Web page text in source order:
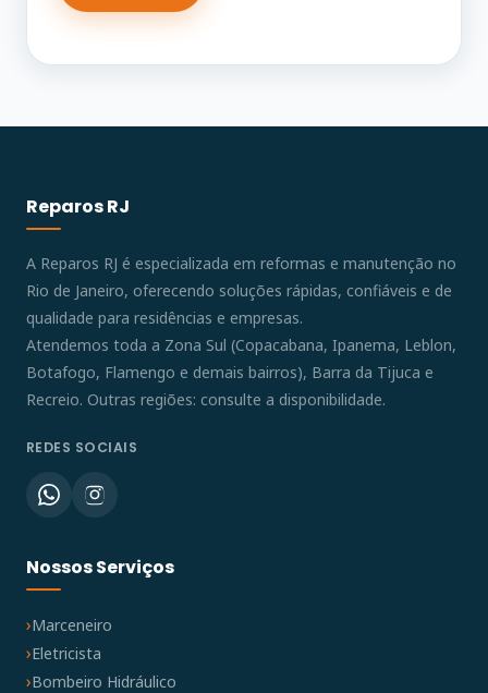
Reparos RJ
A Reparos RJ é especializada em reformas e manutenção no
Rio de Janeiro, oferecendo soluções rápidas, confiáveis e de
qualidade para residências e empresas.
Atendemos toda a Zona Sul (Copacabana, Ipanema, Leblon,
Botafogo, Flamengo e demais bairros), Barra da Tijuca e
Recreio. Outras regiões: consulte a disponibilidade.
REDES SOCIAIS
Nossos Serviços
Marceneiro
Eletricista
Bombeiro Hidráulico